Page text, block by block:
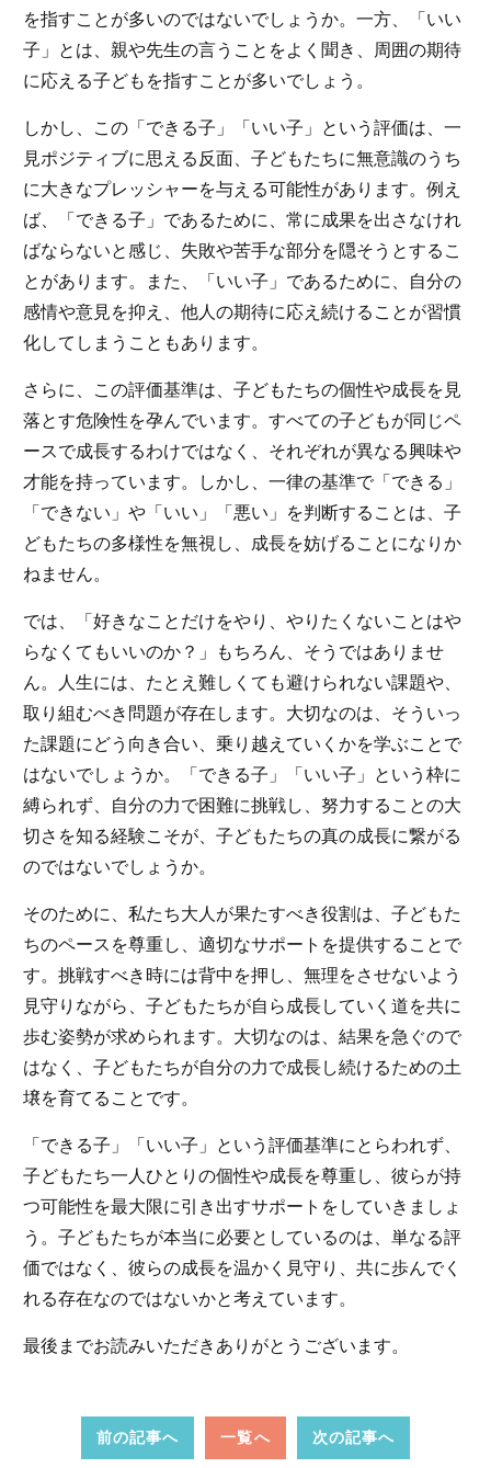
を指すことが多いのではないでしょうか。一方、「いい
子」とは、親や先生の言うことをよく聞き、周囲の期待
に応える子どもを指すことが多いでしょう。
しかし、この「できる子」「いい子」という評価は、一
見ポジティブに思える反面、子どもたちに無意識のうち
に大きなプレッシャーを与える可能性があります。例え
ば、「できる子」であるために、常に成果を出さなけれ
ばならないと感じ、失敗や苦手な部分を隠そうとするこ
とがあります。また、「いい子」であるために、自分の
感情や意見を抑え、他人の期待に応え続けることが習慣
化してしまうこともあります。
さらに、この評価基準は、子どもたちの個性や成長を見
落とす危険性を孕んでいます。すべての子どもが同じペ
ースで成長するわけではなく、それぞれが異なる興味や
才能を持っています。しかし、一律の基準で「できる」
「できない」や「いい」「悪い」を判断することは、子
どもたちの多様性を無視し、成長を妨げることになりか
ねません。
では、「好きなことだけをやり、やりたくないことはや
らなくてもいいのか？」もちろん、そうではありませ
ん。人生には、たとえ難しくても避けられない課題や、
取り組むべき問題が存在します。大切なのは、そういっ
た課題にどう向き合い、乗り越えていくかを学ぶことで
はないでしょうか。「できる子」「いい子」という枠に
縛られず、自分の力で困難に挑戦し、努力することの大
切さを知る経験こそが、子どもたちの真の成長に繋がる
のではないでしょうか。
そのために、私たち大人が果たすべき役割は、子どもた
ちのペースを尊重し、適切なサポートを提供することで
す。挑戦すべき時には背中を押し、無理をさせないよう
見守りながら、子どもたちが自ら成長していく道を共に
歩む姿勢が求められます。大切なのは、結果を急ぐので
はなく、子どもたちが自分の力で成長し続けるための土
壌を育てることです。
「できる子」「いい子」という評価基準にとらわれず、
子どもたち一人ひとりの個性や成長を尊重し、彼らが持
つ可能性を最大限に引き出すサポートをしていきましょ
う。子どもたちが本当に必要としているのは、単なる評
価ではなく、彼らの成長を温かく見守り、共に歩んでく
れる存在なのではないかと考えています。
最後までお読みいただきありがとうございます。
前の記事へ 一覧へ 次の記事へ